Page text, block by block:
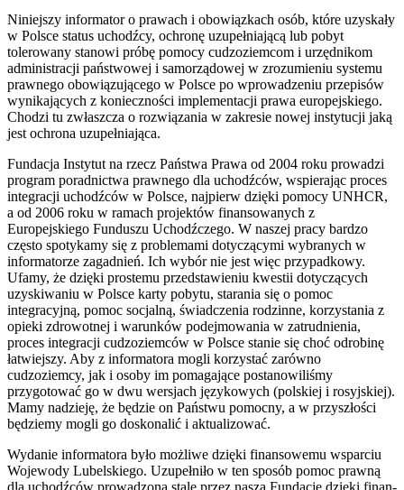
Niniejszy informator o prawach i obowiązkach osób, które uzyskały
w Polsce status uchodźcy, ochronę uzupełniającą lub pobyt
tolerowany stanowi próbę pomocy cudzoziemcom i urzędnikom
admini­stracji państwowej i samorządowej w zrozumieniu systemu
prawnego obowiązującego w Polsce po wprowadzeniu przepisów
wynikających z konieczności implementacji prawa europejskiego.
Chodzi tu zwłaszcza o rozwiązania w zakresie nowej instytucji jaką
jest ochrona uzupełniająca.
Fundacja Instytut na rzecz Państwa Prawa od 2004 roku prowadzi
program poradnictwa prawnego dla uchodźców, wspierając proces
integracji uchodźców w Polsce, najpierw dzięki pomocy UNHCR,
a od 2006 roku w ramach projektów finansowanych z
Europejskiego Funduszu Uchodźczego. W naszej pracy bardzo
często spotykamy się z problemami dotyczącymi wybranych w
informatorze za­gadnień. Ich wybór nie jest więc przypadkowy.
Ufamy, że dzięki prostemu przedstawieniu kwestii dotyczących
uzyskiwaniu w Polsce karty pobytu, starania się o pomoc
integracyjną, pomoc socjalną, świadczenia rodzinne, korzystania z
opieki zdrowotnej i warunków podejmowania w zatrudnienia,
proces integracji cudzoziemców w Polsce stanie się choć odrobinę
łatwiejszy. Aby z informatora mogli korzystać zarówno
cudzoziemcy, jak i osoby im pomagające postanowiliśmy
przygotować go w dwu wersjach językowych (polskiej i rosyjskiej).
Mamy nadzieję, że będzie on Państwu pomocny, a w przyszłości
będziemy mogli go doskonalić i aktualizować.
Wydanie informatora było możliwe dzięki finansowemu wsparciu
Wojewody Lubelskiego. Uzupełniło w ten sposób pomoc prawną
dla uchodźców prowadzoną stale przez naszą Fundację dzięki finan­